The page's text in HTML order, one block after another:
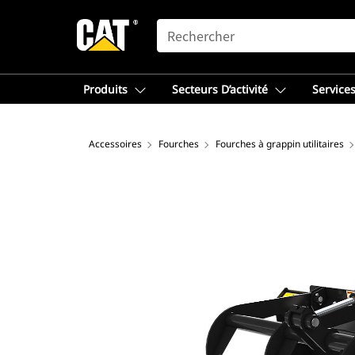
SEARCH
Produits Secteurs D’activité
Accessoires Fourches Fourches à grappin utilitaires